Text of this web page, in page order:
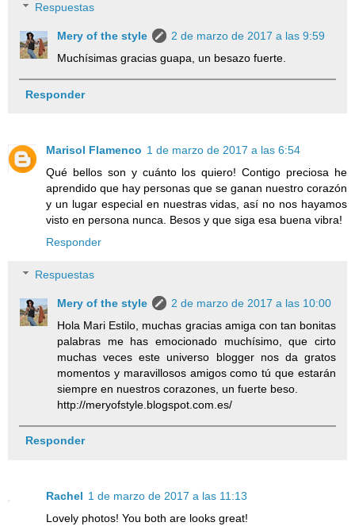
Respuestas
Mery of the style
2 de marzo de 2017 a las 9:59
Muchísimas gracias guapa, un besazo fuerte.
Responder
Marisol Flamenco 1 de marzo de 2017 a las 6:54
Qué bellos son y cuánto los quiero! Contigo preciosa he
aprendido que hay personas que se ganan nuestro corazón
y un lugar especial en nuestras vidas, así no nos hayamos
visto en persona nunca. Besos y que siga esa buena vibra!
Responder
Respuestas
Mery of the style
2 de marzo de 2017 a las 10:00
Hola Mari Estilo, muchas gracias amiga con tan bonitas
palabras me has emocionado muchísimo, que cirto
muchas veces este universo blogger nos da gratos
momentos y maravillosos amigos como tú que estarán
siempre en nuestros corazones, un fuerte beso.
http://meryofstyle.blogspot.com.es/
Responder
Rachel 1 de marzo de 2017 a las 11:13
Lovely photos! You both are looks great!